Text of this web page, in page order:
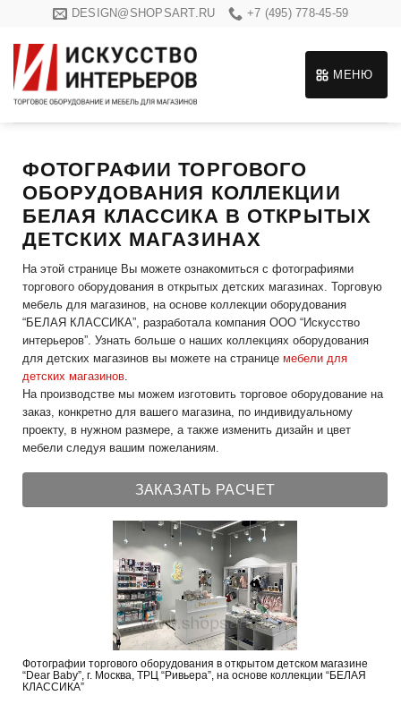
content
DESIGN@SHOPSART.RU +7 (495) 778-45-59
МЕНЮ
ФОТОГРАФИИ ТОРГОВОГО
ОБОРУДОВАНИЯ КОЛЛЕКЦИИ
БЕЛАЯ КЛАССИКА В ОТКРЫТЫХ
ДЕТСКИХ МАГАЗИНАХ
На этой странице Вы можете ознакомиться с фотографиями
торгового оборудования в открытых детских магазинах. Торговую
мебель для магазинов, на основе коллекции оборудования
“БЕЛАЯ КЛАССИКА”, разработала компания ООО “Искусство
интерьеров”. Узнать больше о наших коллекциях оборудования
для детских магазинов вы можете на странице мебели для
детских магазинов.
На производстве мы можем изготовить торговое оборудование на
заказ, конкретно для вашего магазина, по индивидуальному
проекту, в нужном размере, а также изменить дизайн и цвет
мебели следуя вашим пожеланиям.
ЗАКАЗАТЬ РАСЧЕТ
Фотографии торгового оборудования в открытом детском магазине
“Dear Baby”, г. Москва, ТРЦ “Ривьера”, на основе коллекции “БЕЛАЯ
КЛАССИКА”